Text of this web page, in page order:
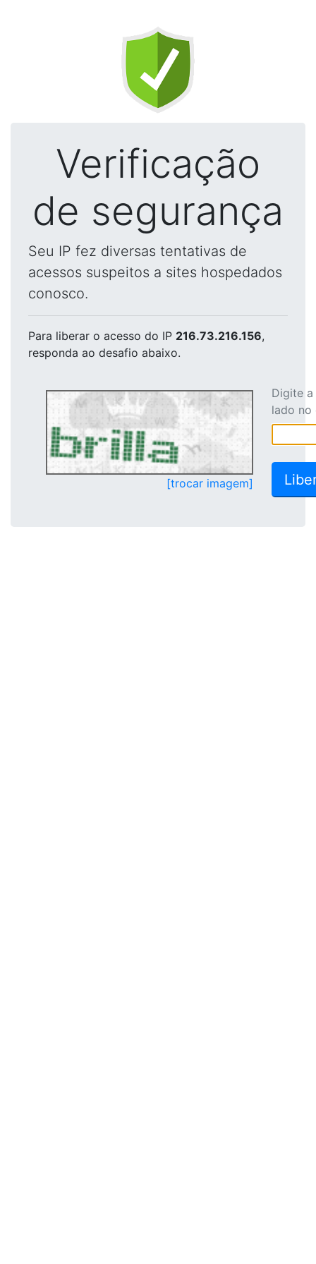
Verificação
de segurança
Seu IP fez diversas tentativas de
acessos suspeitos a sites hospedados
conosco.
Para liberar o acesso do IP 216.73.216.156,
responda ao desafio abaixo.
[trocar imagem]
Digite
lado no